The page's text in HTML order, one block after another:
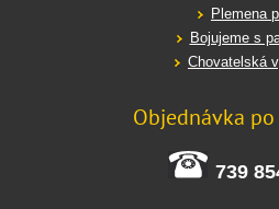
Plemena
Bojujeme s
Chovatelská
Objednávka
739